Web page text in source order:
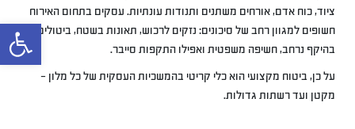
ציוד, כוח אדם, אורחים משתנים ותנודות עונתיות. עסקים בתחום האירוח
חשופים למגוון רחב של סיכונים: נזקים לרכוש, תאונות בשטח, ביטולים
בהיקף נרחב, חשיפה משפטית ואפילו התקפות סייבר.
על כן, ביטוח מקצועי הוא כלי קריטי בהמשכיות העסקית של כל מלון –
מקטן ועד רשתות גדולות.